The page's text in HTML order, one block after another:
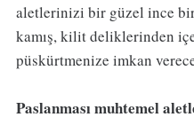
aletlerinizi bir güzel ince
kamış, kilit deliklerinden
püskürtmenize imkan
Paslanması muhtemel